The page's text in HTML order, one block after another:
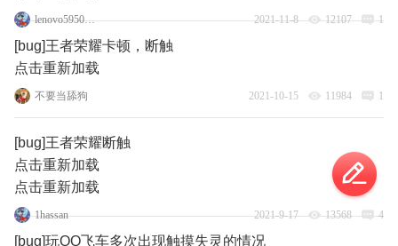
lenovo59508615 2021-11-8 12107 1
[bug]王者荣耀卡顿，断触
点击重新加载
不要当舔狗 2021-10-15 11984 1
[bug]王者荣耀断触
点击重新加载
点击重新加载
1hassan 2021-9-17 13568 4
[bug]玩QQ飞车多次出现触摸失灵的情况